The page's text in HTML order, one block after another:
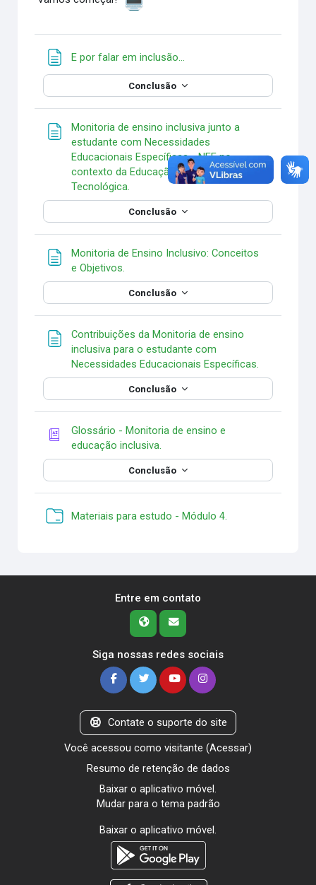
E por falar em inclusão...
Conclusão
Monitoria de ensino inclusiva junto a
estudante com Necessidades
Educacionais Específicas - NEE no
contexto da Educação Profissional e
Tecnológica.
Conclusão
Monitoria de Ensino Inclusivo: Conceitos
e Objetivos.
Conclusão
Contribuições da Monitoria de ensino
inclusiva para o estudante com
Necessidades Educacionais Específicas.
Conclusão
Glossário - Monitoria de ensino e
educação inclusiva.
Conclusão
Materiais para estudo - Módulo 4.
Entre em contato
Siga nossas redes sociais
Contate o suporte do site
Você acessou como visitante (Acessar)
Resumo de retenção de dados
Baixar o aplicativo móvel.
Mudar para o tema padrão
Baixar o aplicativo móvel.